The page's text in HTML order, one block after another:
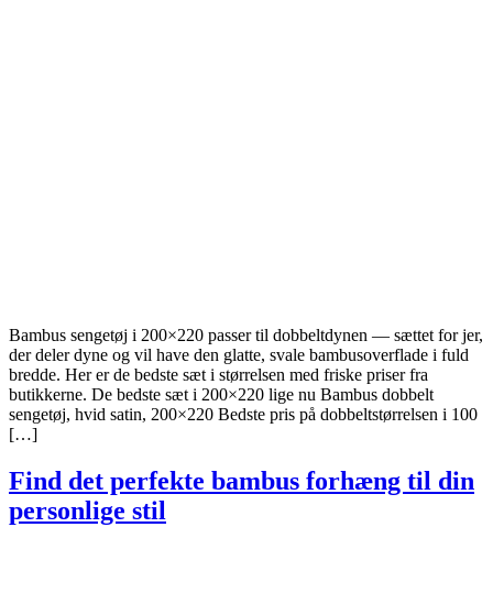
Bambus sengetøj i 200×220 passer til dobbeltdynen — sættet for jer,
der deler dyne og vil have den glatte, svale bambusoverflade i fuld
bredde. Her er de bedste sæt i størrelsen med friske priser fra
butikkerne. De bedste sæt i 200×220 lige nu Bambus dobbelt
sengetøj, hvid satin, 200×220 Bedste pris på dobbeltstørrelsen i 100
[…]
Find det perfekte bambus forhæng til din
personlige stil